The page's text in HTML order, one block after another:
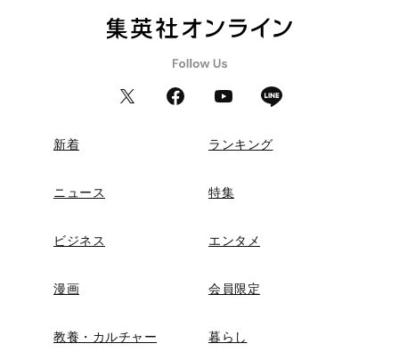
新着 ランキング
ニュース 特集
ビジネス エンタメ
漫画 会員限定
教養・カルチャー 暮らし